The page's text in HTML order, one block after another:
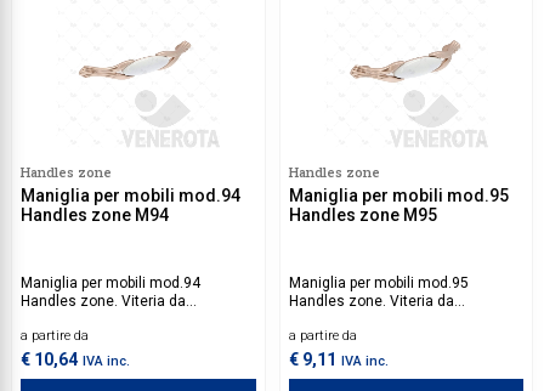
Handles zone
Maniglia per mobili mod.94
Handles zone M94
Maniglia per mobili mod.94
Handles zone. Viteria da
a partire da
€ 10,64 IVA inc.
Handles zone
Maniglia per mobili mod.95
Handles zone M95
Maniglia per mobili mod.95
Handles zone. Viteria da
a partire da
€ 9,11 IVA inc.